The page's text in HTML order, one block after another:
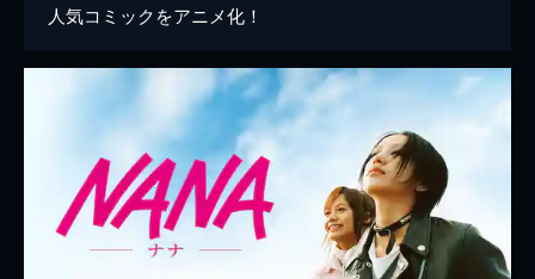
人気コミックをアニメ化！